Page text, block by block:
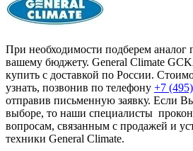
При необходимости подберем аналог
вашему бюджету. General Climate
купить с доставкой по России.
узнать, позвонив по телефону +7 (495)
отправив письменную заявку. Если
выборе, то наши специалисты
вопросам, связанным с продажей и
техники General Climate.